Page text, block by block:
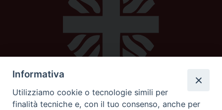
Caritas diocesana
Informativa
Utilizziamo cookie o tecnologie simili per
finalità tecniche e, con il tuo consenso, anche per